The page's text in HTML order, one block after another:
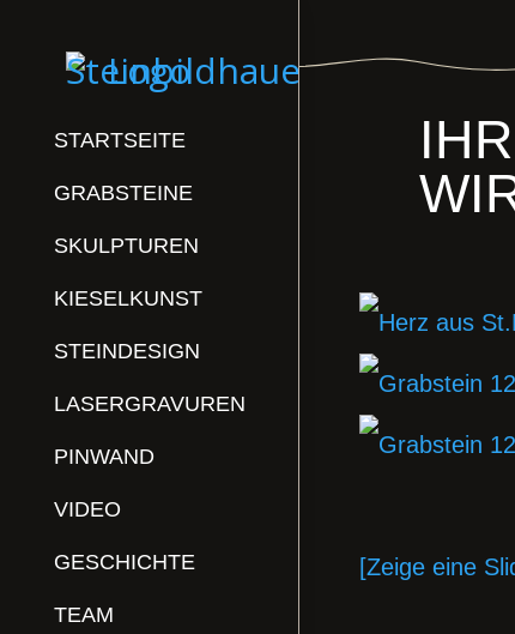
STARTSEITE
GRABSTEINE
SKULPTUREN
KIESELKUNST
STEINDESIGN
LASERGRAVUREN
PINWAND
VIDEO
GESCHICHTE
TEAM
[Zeige eine